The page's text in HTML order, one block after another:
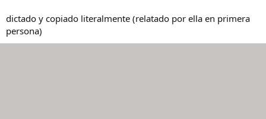
dictado y copiado literalmente (relatado por ella en primera
persona)